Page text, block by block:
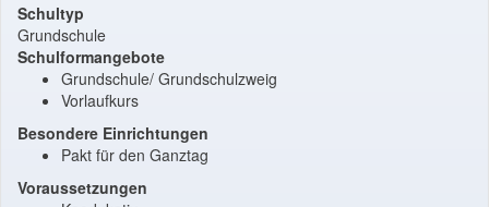
Schultyp
Grundschule
Schulformangebote
Grundschule/ Grundschulzweig
Vorlaufkurs
Besondere Einrichtungen
Pakt für den Ganztag
Voraussetzungen